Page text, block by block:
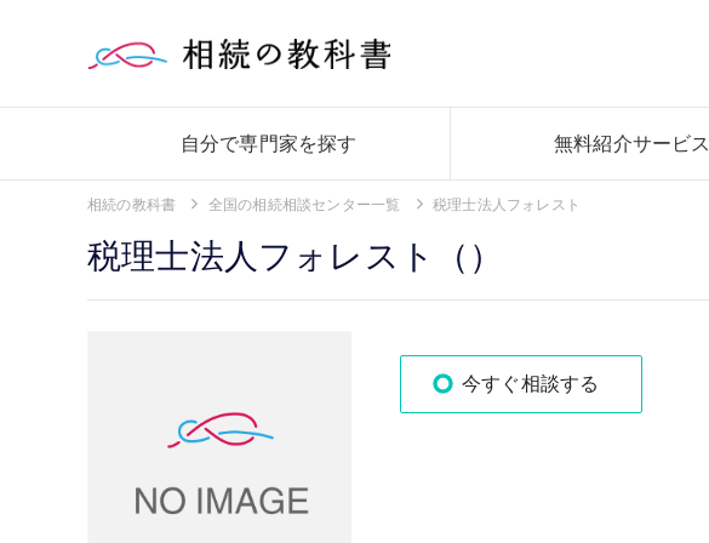
自分で専門家を探す 無料紹介サービス
相続の教科書 全国の相続相談センター一覧 税理士法人フォレスト
税理士法人フォレスト（）
今すぐ相談する